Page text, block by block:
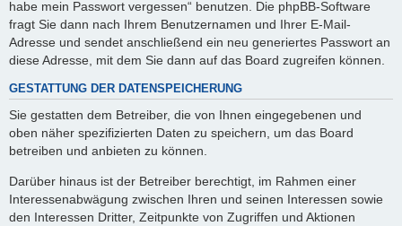
habe mein Passwort vergessen“ benutzen. Die phpBB-Software
fragt Sie dann nach Ihrem Benutzernamen und Ihrer E-Mail-
Adresse und sendet anschließend ein neu generiertes Passwort an
diese Adresse, mit dem Sie dann auf das Board zugreifen können.
GESTATTUNG DER DATENSPEICHERUNG
Sie gestatten dem Betreiber, die von Ihnen eingegebenen und
oben näher spezifizierten Daten zu speichern, um das Board
betreiben und anbieten zu können.
Darüber hinaus ist der Betreiber berechtigt, im Rahmen einer
Interessenabwägung zwischen Ihren und seinen Interessen sowie
den Interessen Dritter, Zeitpunkte von Zugriffen und Aktionen